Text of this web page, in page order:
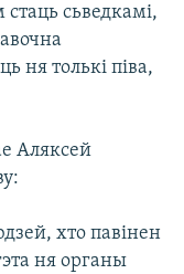
сьведкамі,
ня толькі піва,
Аляксей
хто павінен
ня органы